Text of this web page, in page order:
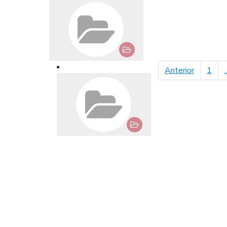
Anteriorpágina
1